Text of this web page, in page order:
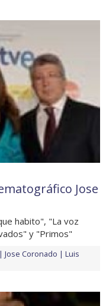
Jose
habito", "La voz
y "Primos"
Jose Coronado
Luis